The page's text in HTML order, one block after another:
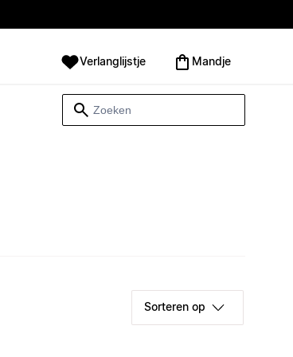
Verlanglijstje Mandje
Sorteren op